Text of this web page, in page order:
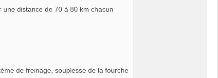
distance de 70 à 80 km chacun
de freinage, souplesse de la fourche